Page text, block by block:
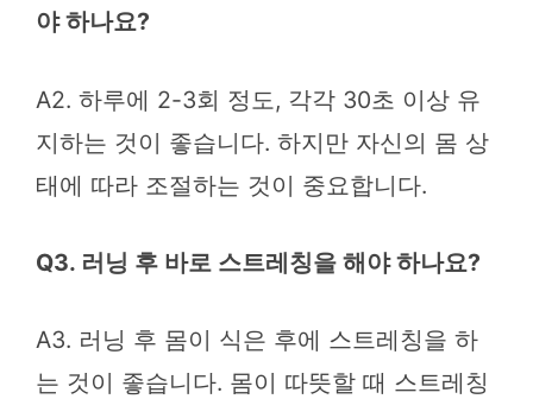
야 하나요?
A2. 하루에 2-3회 정도, 각각 30초 이상 유
지하는 것이 좋습니다. 하지만 자신의 몸 상
태에 따라 조절하는 것이 중요합니다.
Q3. 러닝 후 바로 스트레칭을 해야 하나요?
A3. 러닝 후 몸이 식은 후에 스트레칭을 하
는 것이 좋습니다. 몸이 따뜻할 때 스트레칭